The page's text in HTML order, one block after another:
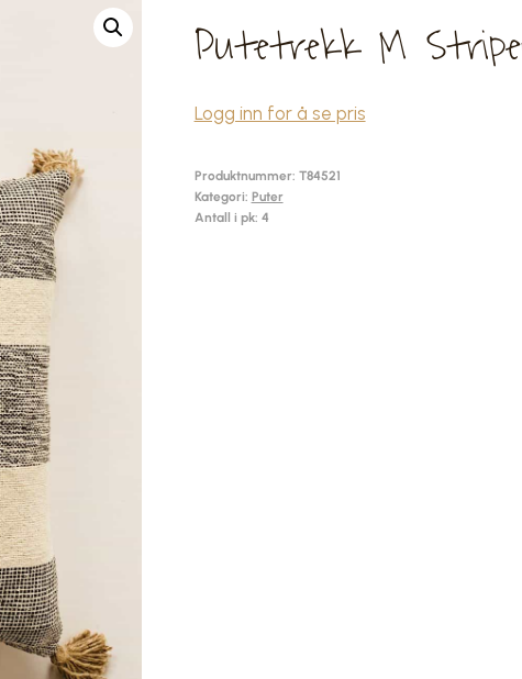
Putetrekk M
Logg inn for å se pris
Produktnummer: T84521
Kategori: Puter
Antall i pk: 4